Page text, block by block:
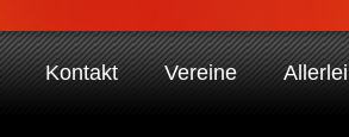
Kontakt Vereine Allerlei